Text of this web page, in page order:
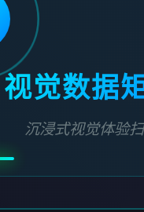
视觉数据
沉浸式视觉体验